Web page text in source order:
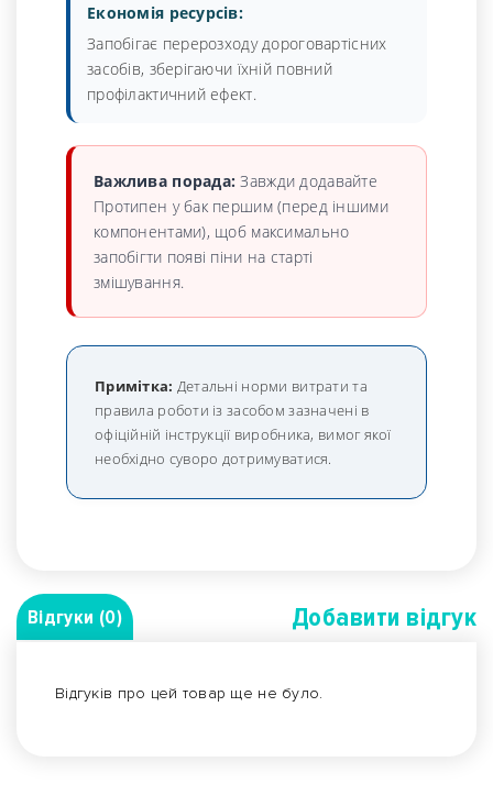
Економія ресурсів:
Запобігає перерозходу дороговартісних
засобів, зберігаючи їхній повний
профілактичний ефект.
Важлива порада: Завжди додавайте
Протипен у бак першим (перед іншими
компонентами), щоб максимально
запобігти появі піни на старті
змішування.
Примітка: Детальні норми витрати та
правила роботи із засобом зазначені в
офіційній інструкції виробника, вимог якої
необхідно суворо дотримуватися.
Відгуки (0) Добавити вiдгук
Відгуків про цей товар ще не було.